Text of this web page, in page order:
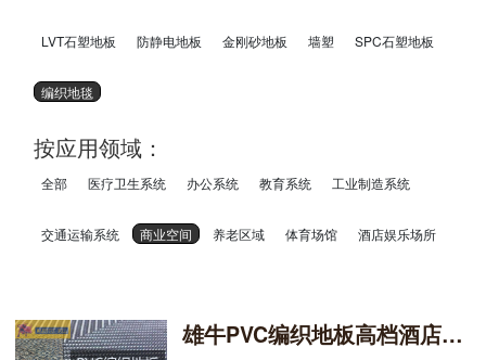
LVT石塑地板 防静电地板 金刚砂地板 墙塑 SPC石塑地板
编织地毯
按应用领域：
全部 医疗卫生系统 办公系统 教育系统 工业制造系统
交通运输系统 商业空间 养老区域 体育场馆 酒店娱乐场所
雄牛PVC编织地板高档酒店办公地板墙布